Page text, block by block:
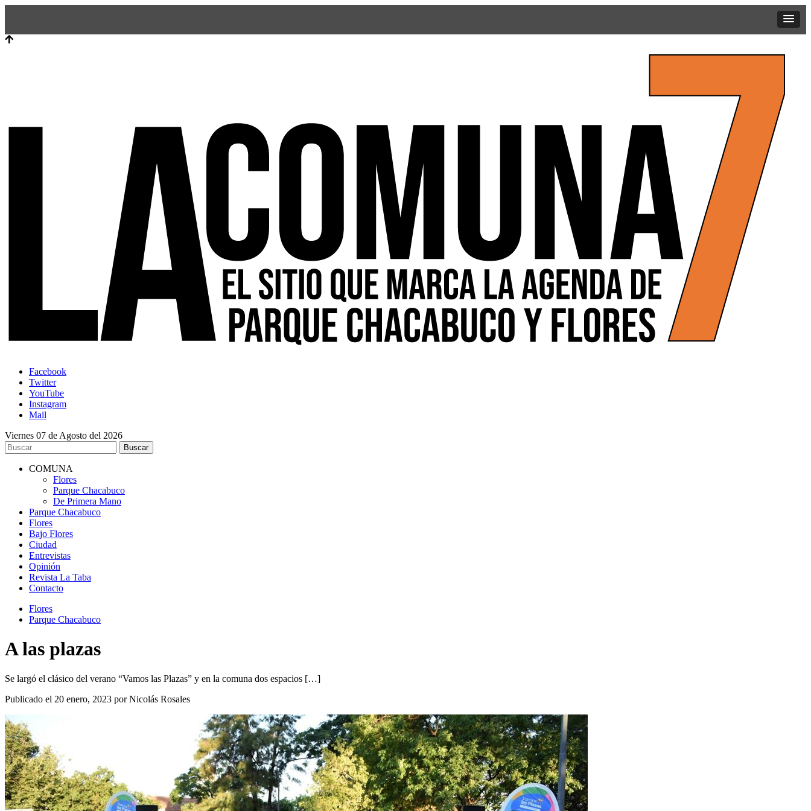
Facebook
Twitter
YouTube
Instagram
Mail
Viernes 07 de Agosto del 2026
COMUNA
Flores
Parque Chacabuco
De Primera Mano
Parque Chacabuco
Flores
Bajo Flores
Ciudad
Entrevistas
Opinión
Revista La Taba
Contacto
Flores
Parque Chacabuco
A las plazas
Se largó el clásico del verano “Vamos las Plazas” y en la comuna dos espacios […]
Publicado el 20 enero, 2023 por Nicolás Rosales